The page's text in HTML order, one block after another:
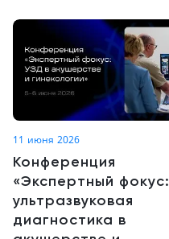
11 июня 2026
Конференция
«Экспертный фокус:
ультразвуковая
диагностика в